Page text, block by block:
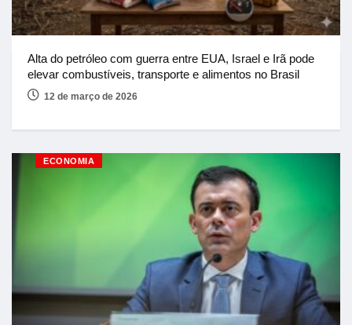
Alta do petróleo com guerra entre EUA, Israel e Irã pode
elevar combustíveis, transporte e alimentos no Brasil
12 de março de 2026
ECONOMIA